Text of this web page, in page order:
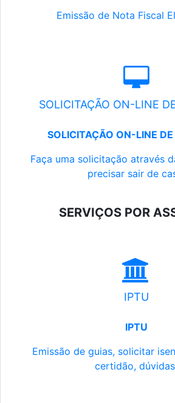
Emissão de Nota Fiscal
SOLICITAÇÃO ON-LINE
SOLICITAÇÃO ON-LINE
Faça uma solicitação através
precisar sair de
SERVIÇOS POR
IPTU
IPTU
Emissão de guias, solicitar
certidão,